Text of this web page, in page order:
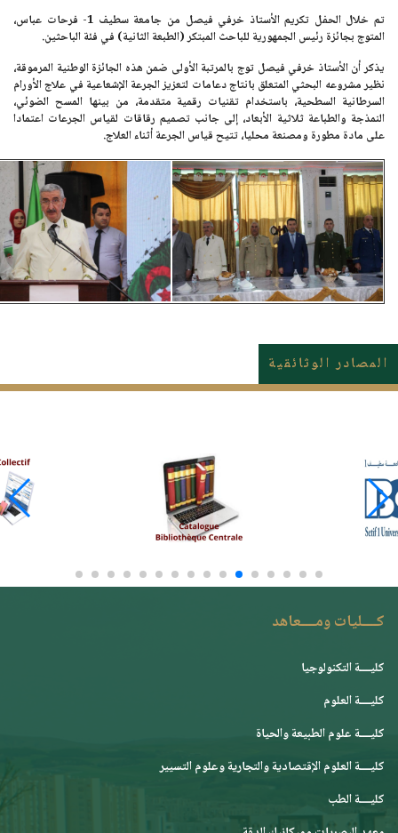
تم خلال الحفل تكريمالأستاذ خرفي فيصل من جامعة سطيف 1- فرحات عباس
،
المتوج بجائزة رئيس الجمهورية للباحث المبتكر (الطبعة الثانية) في فئة الباحثين.
يذكر أنالأستاذ خرفي فيصل توج بالمرتبة الأولى ضمن هذه الجائزة الوطنية المرموقة،
نظير مشروعه البحثي المتعلق بانتاج دعامات لتعزيز الجرعة الإشعاعية في علاج الأورام
السرطانية السطحية، باستخدام تقنيات رقمية متقدمة، من بينها المسح الضوئي،
النمذجة والطباعة ثلاثية الأبعاد، إلى جانب تصميم رقاقات لقياس الجرعات اعتمادا
على مادة مطورة ومصنعة محليا، تتيح قياس الجرعة أثناء العلاج.
المصادر الوثائقية
كــــليات ومــــعاهد
كليــــة التكنولوجيا
كليــــة العلوم
كليــــة علوم الطبيعة والحياة
كليــــة العلوم الإقتصادية والتجارية وعلوم التسيير
كليــــة الطب